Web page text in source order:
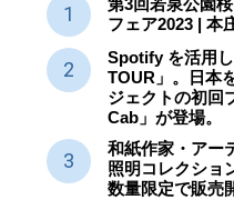
第3回若泉公園
フェア2023 | 本
Spotify を活用
TOUR」。日本
ジェクトの初回
Cab」が登場。
和紙作家・アー
照明コレクショ
数量限定で販売